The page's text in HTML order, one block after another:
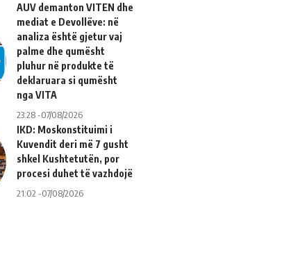
AUV demanton VITEN dhe
mediat e Devollëve: në
analiza është gjetur vaj
palme dhe qumësht
pluhur në produkte të
deklaruara si qumësht
nga VITA
23:28 -07/08/2026
IKD: Moskonstituimi i
Kuvendit deri më 7 gusht
shkel Kushtetutën, por
procesi duhet të vazhdojë
21:02 -07/08/2026